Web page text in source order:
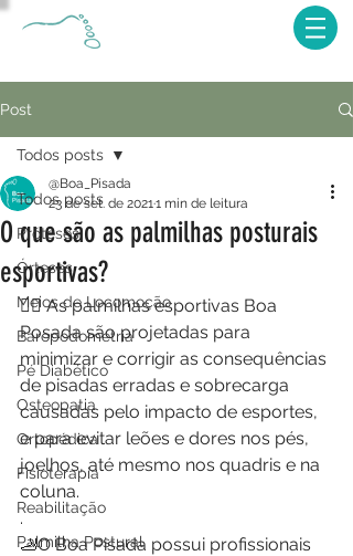
Post
Todos posts
Próteses
Órteses
Meios de Locomoção
Baropodometria
Pé Diabético
Osteopatia
Ortopédica
Fisioterapia
Reabilitação
Palmilha Postural
Todos posts
O que são as palmilhas posturais
esportivas?
@Boa_Pisada
23 de set. de 20211 min de leitura
🏃‍♂️ As palmilhas esportivas Boa
Posada são projetadas para
minimizar e corrigir as consequências
de pisadas erradas e sobrecarga
causadas pelo impacto de esportes,
e para evitar leões e dores nos pés,
joelhos, até mesmo nos quadris e na
coluna.
.
🦶O Boa Pisada possui profissionais